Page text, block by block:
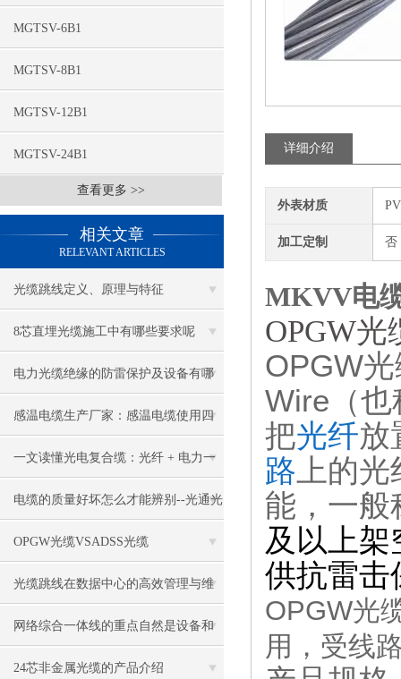
MGTSV-6B1
MGTSV-8B1
MGTSV-12B1
MGTSV-24B1
查看更多 >>
相关文章
RELEVANT ARTICLES
光缆跳线定义、原理与特征
8芯直埋光缆施工中有哪些要求呢
电力光缆绝缘的防雷保护及设备有哪
些
感温电缆生产厂家：感温电缆使用四
大原则说明
一文读懂光电复合缆：光纤 + 电力一
体结构与传输原理详解
电缆的质量好坏怎么才能辨别--光通光
缆
OPGW光缆VSADSS光缆
光缆跳线在数据中心的高效管理与维
护策略
网络综合一体线的重点自然是设备和
技术
24芯非金属光缆的产品介绍
详细介绍
外表材质
加工定制 否
MKVV电
OPGW光
OPGW
Wire（也
把光纤放
路上的光
能，一般
及以上
供抗雷击
OPGW光
用，受线